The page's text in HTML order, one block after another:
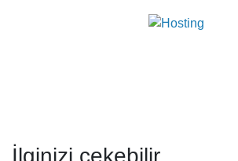
İlginizi çekebilir